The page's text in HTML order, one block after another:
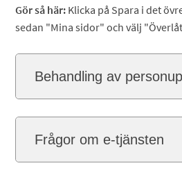
Gör så här: Klicka på Spara i det
sedan "Mina sidor" och välj
Behandling av
Frågor om e-tjänsten